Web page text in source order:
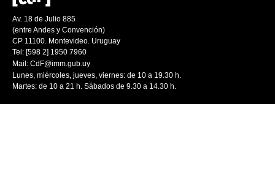
Av. 18 de Julio 885
(entre Andes y Convención)
CP 11100. Montevideo. Uruguay
Tel: [598 2] 1950 7960
Mail: CdF@imm.gub.uy
Lunes, miércoles, jueves, viernes: de 10 a 19.30 h.
Martes: de 10 a 21 h. Sábados de 9.30 a 14.30 h.